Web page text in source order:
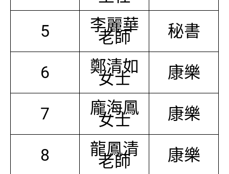
5 李麗華
老師 秘書
6 鄭清如
女士 康樂
7 龐海鳳
女士 康樂
8 龍鳳清
老師 康樂